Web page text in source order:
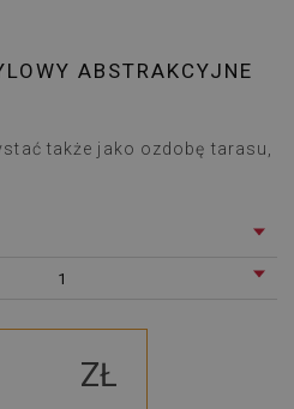
ABSTRAKCYJNE
także jako ozdobę tarasu,
1
ZŁ